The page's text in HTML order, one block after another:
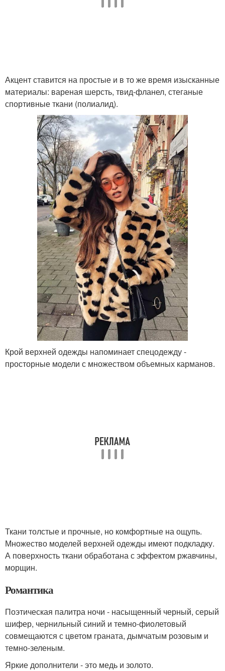
Акцент ставится на простые и в то же время изысканные
материалы: вареная шерсть, твид-фланел, стеганые
спортивные ткани (полиалид).
Крой верхней одежды напоминает спецодежду -
просторные модели с множеством объемных карманов.
Ткани толстые и прочные, но комфортные на ощупь.
Множество моделей верхней одежды имеют подкладку.
А поверхность ткани обработана с эффектом ржавчины,
морщин.
Романтика
Поэтическая палитра ночи - насыщенный черный, серый
шифер, чернильный синий и темно-фиолетовый
совмещаются с цветом граната, дымчатым розовым и
темно-зеленым.
Яркие дополнители - это медь и золото.